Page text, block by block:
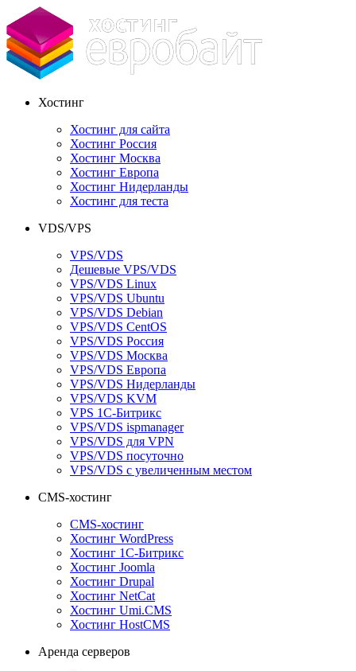
Хостинг
Хостинг для сайта
Хостинг Россия
Хостинг Москва
Хостинг Европа
Хостинг Нидерланды
Хостинг для теста
VDS/VPS
VPS/VDS
Дешевые VPS/VDS
VPS/VDS Linux
VPS/VDS Ubuntu
VPS/VDS Debian
VPS/VDS CentOS
VPS/VDS Россия
VPS/VDS Москва
VPS/VDS Европа
VPS/VDS Нидерланды
VPS/VDS KVM
VPS 1С-Битрикс
VPS/VDS ispmanager
VPS/VDS для VPN
VPS/VDS посуточно
VPS/VDS с увеличенным местом
CMS-хостинг
CMS-хостинг
Хостинг WordPress
Хостинг 1С-Битрикс
Хостинг Joomla
Хостинг Drupal
Хостинг NetCat
Хостинг Umi.CMS
Хостинг HostCMS
Аренда серверов